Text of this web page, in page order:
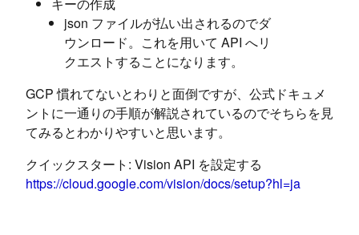
キーの作成
json ファイルが払い出されるのでダ
ウンロード。これを用いて API へリ
クエストすることになります。
GCP 慣れてないとわりと面倒ですが、公式ドキュメ
ントに一通りの手順が解説されているのでそちらを見
てみるとわかりやすいと思います。
クイックスタート: Vision API を設定する
https://cloud.google.com/vision/docs/setup?hl=ja